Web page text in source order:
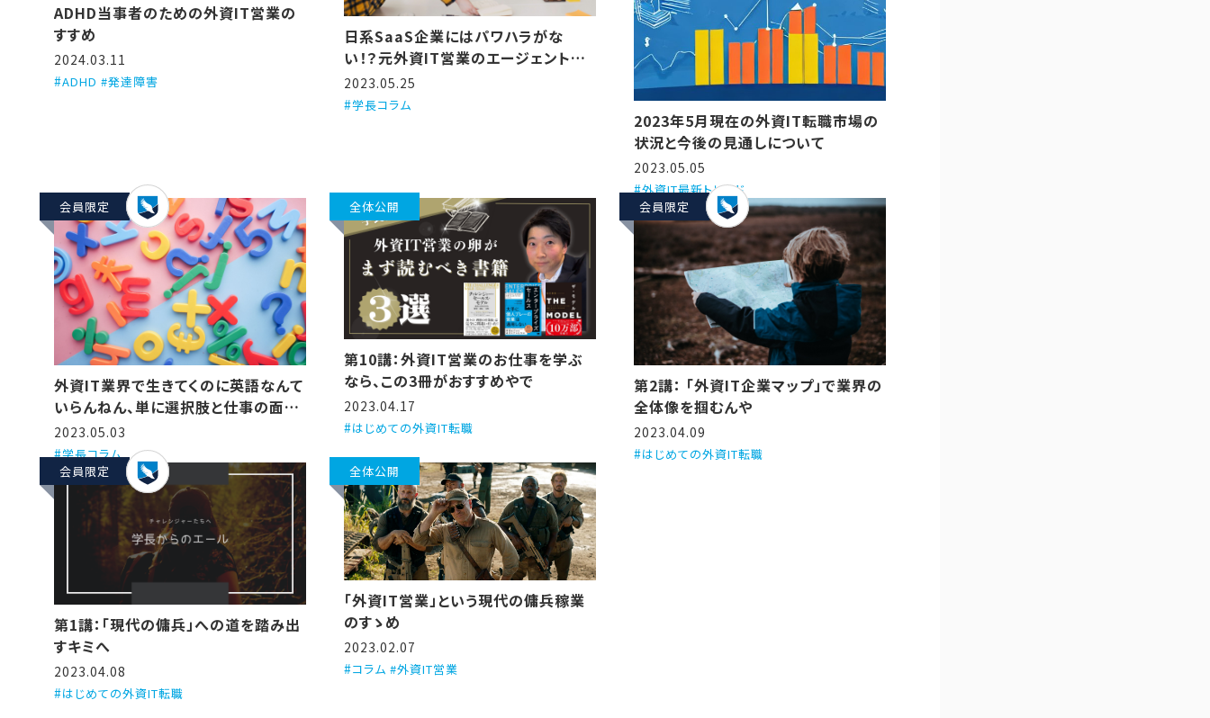
ADHD当事者のための外資IT営業の
すすめ
2024.03.11
ADHD #発達障害
日系SaaS企業にはパワハラがな
い！？元外資IT営業のエージェントが3
つの理由を解説するで！
2023.05.25
学長コラム
2023年5月現在の外資IT転職市場の
状況と今後の見通しについて
2023.05.05
外資IT最新トレンド
会員限定
外資IT業界で生きてくのに英語なんて
いらんねん、単に選択肢と仕事の面白
さが減るだけや
2023.05.03
学長コラム
全体公開
第10講：外資IT営業のお仕事を学ぶ
なら、この3冊がおすすめやで
2023.04.17
はじめての外資IT転職
会員限定
第2講： 「外資IT企業マップ」で業界の
全体像を掴むんや
2023.04.09
はじめての外資IT転職
会員限定
第1講：「現代の傭兵」への道を踏み出
すキミへ
2023.04.08
はじめての外資IT転職
全体公開
「外資IT営業」という現代の傭兵稼業
のすゝめ
2023.02.07
コラム #外資IT営業